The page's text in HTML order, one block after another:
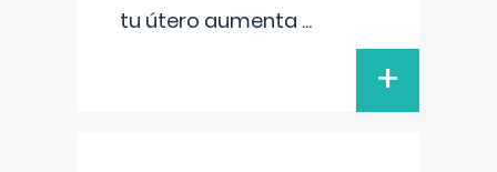
tu útero aumenta ...
+